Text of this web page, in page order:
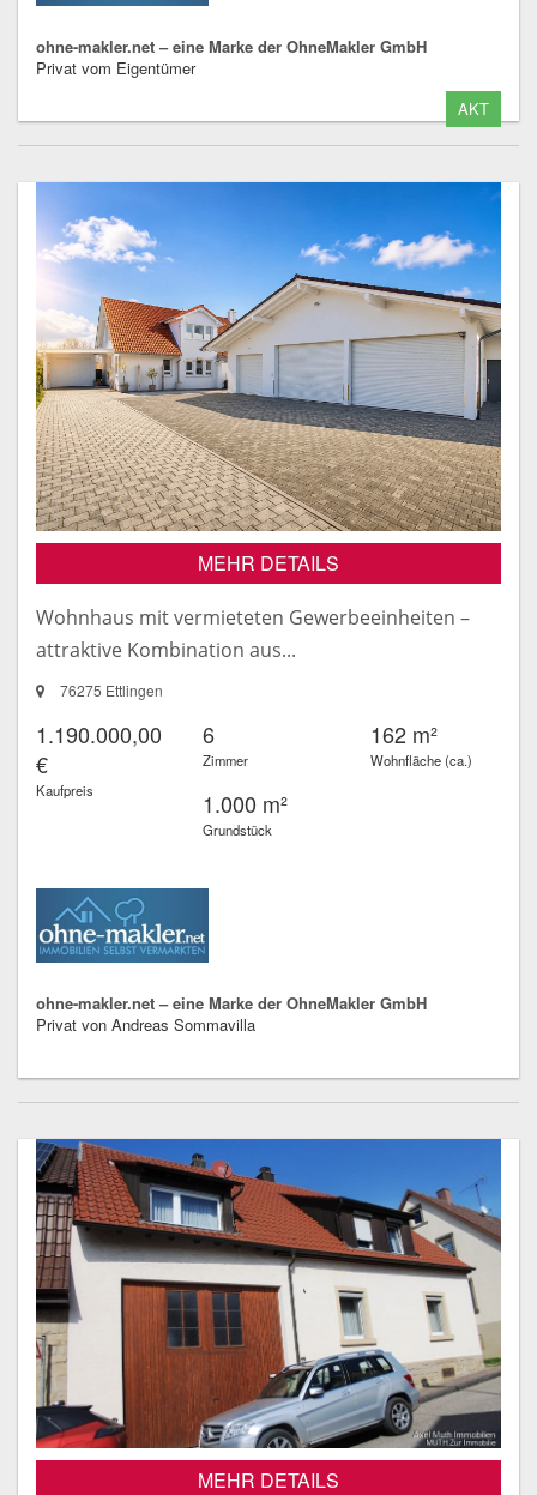
ohne-makler.net – eine Marke der OhneMakler GmbH
Privat vom Eigentümer
AKT
MEHR DETAILS
Wohnhaus mit vermieteten Gewerbeeinheiten –
attraktive Kombination aus...
76275 Ettlingen
1.190.000,00
€
Kaufpreis
6
Zimmer
162 m²
Wohnfläche (ca.)
1.000 m²
Grundstück
ohne-makler.net – eine Marke der OhneMakler GmbH
Privat von Andreas Sommavilla
MEHR DETAILS